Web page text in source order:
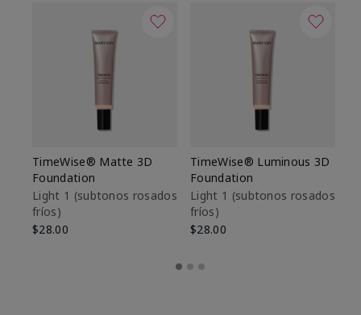
TimeWise® Matte 3D
Foundation
Light 1​ (subtonos rosados
fríos)
$28.00
TimeWise® Luminous 3D
Foundation
Light 1​ (subtonos rosados
fríos)
$28.00